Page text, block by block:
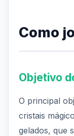
Como
Objetivo
O principal
cristais
gelados, que